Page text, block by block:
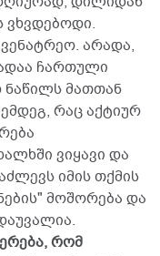
ვხვდებოდი.
არადა,
ჩართული
მათთან
რაც აქტიურ
ვიყავი და
იმის თქმის
მოშორება და
რომ